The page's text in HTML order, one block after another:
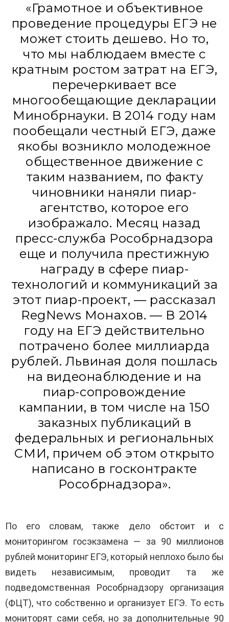
«Грамотное и объективное
проведение процедуры ЕГЭ не
может стоить дешево. Но то,
что мы наблюдаем вместе с
кратным ростом затрат на ЕГЭ,
перечеркивает все
многообещающие декларации
Минобрнауки. В 2014 году нам
пообещали честный ЕГЭ, даже
якобы возникло молодежное
общественное движение с
таким названием, по факту
чиновники наняли пиар-
агентство, которое его
изображало. Месяц назад
пресс-служба Рособрнадзора
еще и получила престижную
награду в сфере пиар-
технологий и коммуникаций за
этот пиар-проект, — рассказал
RegNews Монахов. — В 2014
году на ЕГЭ действительно
потрачено более миллиарда
рублей. Львиная доля пошлась
на видеонаблюдение и на
пиар-сопровождение
кампании, в том числе на 150
заказных публикаций в
федеральных и региональных
СМИ, причем об этом открыто
написано в госконтракте
Рособрнадзора».
По его словам, также дело обстоит и с
мониторингом госэкзамена — за 90 миллионов
рублей мониторинг ЕГЭ, который неплохо было бы
видеть независимым, проводит та же
подведомственная Рособрнадзору организация
(ФЦТ), что собственно и организует ЕГЭ. То есть
мониторят сами себя, но за дополнительные 90